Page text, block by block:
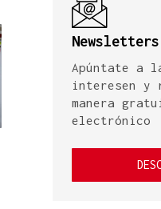
Apúntate a
interesen y
manera
electrónico